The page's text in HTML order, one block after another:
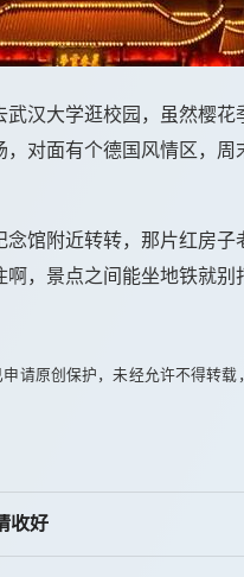
汉大学逛校园，虽然樱
对面有个德国风情区，
馆附近转转，那片红房
，景点之间能坐地铁就
请原创保护，未经允许不得转
收好